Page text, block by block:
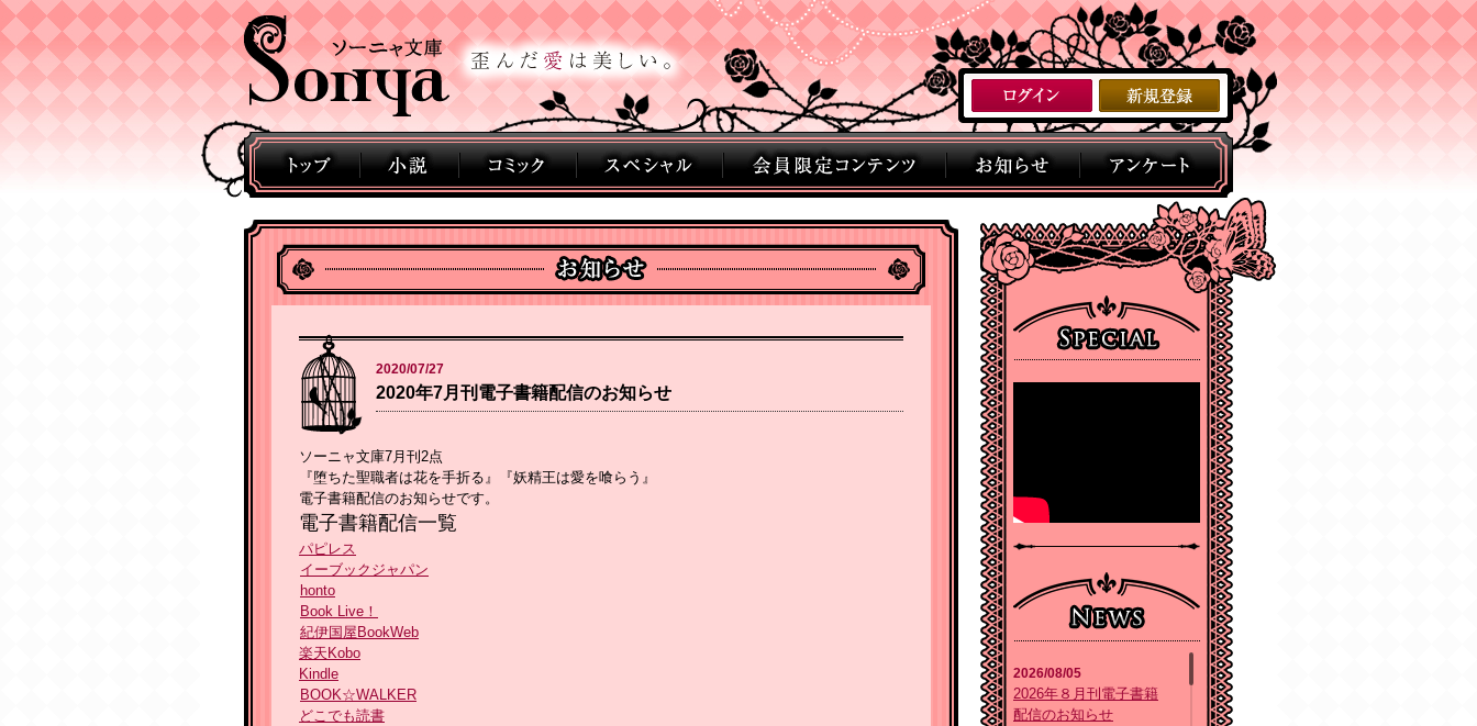
2020/07/27
2020年7月刊電子書籍配信のお知らせ
ソーニャ文庫7月刊2点
『堕ちた聖職者は花を手折る』『妖精王は愛を喰らう』
電子書籍配信のお知らせです。
電子書籍配信一覧
パピレス
イーブックジャパン
honto
Book Live！
紀伊国屋BookWeb
楽天Kobo
Kindle
BOOK☆WALKER
どこでも読書
2026/08/05
2026年８月刊電子書籍
配信のお知らせ